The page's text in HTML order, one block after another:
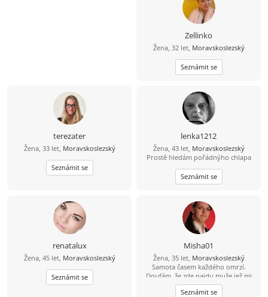
Zellinko
Žena, 32 let, Moravskoslezský
Seznámit se
terezater
Žena, 33 let, Moravskoslezský
Seznámit se
lenka1212
Žena, 43 let, Moravskoslezský
Prostě hledám pořádnýho chlapa
Seznámit se
renatalux
Žena, 45 let, Moravskoslezský
Seznámit se
Misha01
Žena, 35 let, Moravskoslezský
Samota časem každého omrzí.
Doufám, že zde najdu muže jež mi
pomuže tu samotu odehnat.
Seznámit se